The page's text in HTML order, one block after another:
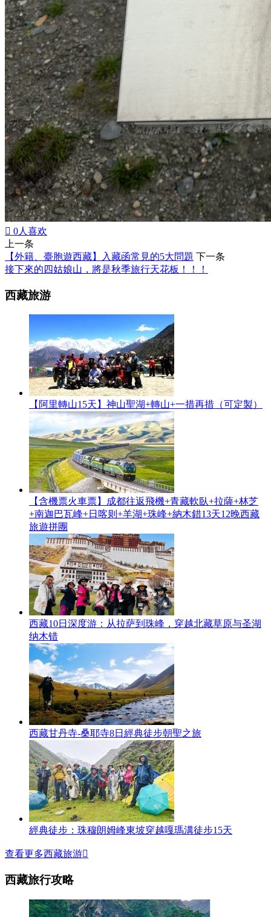
 0人喜欢
上一条
【外籍、臺胞遊西藏】入藏函常見的5大問題 下一条
接下來的四姑娘山，將是秋季旅行天花板！！！
西藏旅游
【阿里轉山15天】神山聖湖+轉山+一措再措（可定製）
【含機票火車票】成都往返飛機+青藏軟臥+拉薩+林芝
+南迦巴瓦峰+日喀则+羊湖+珠峰+納木錯13天12晚西藏
旅遊拼團
西藏10日深度游：从拉萨到珠峰，穿越北藏草原与圣湖
纳木错
西藏甘丹寺-桑耶寺8日經典徒步朝聖之旅
經典徒步：珠穆朗姆峰東坡穿越嘎瑪溝徒步15天
查看更多西藏旅游
西藏旅行攻略